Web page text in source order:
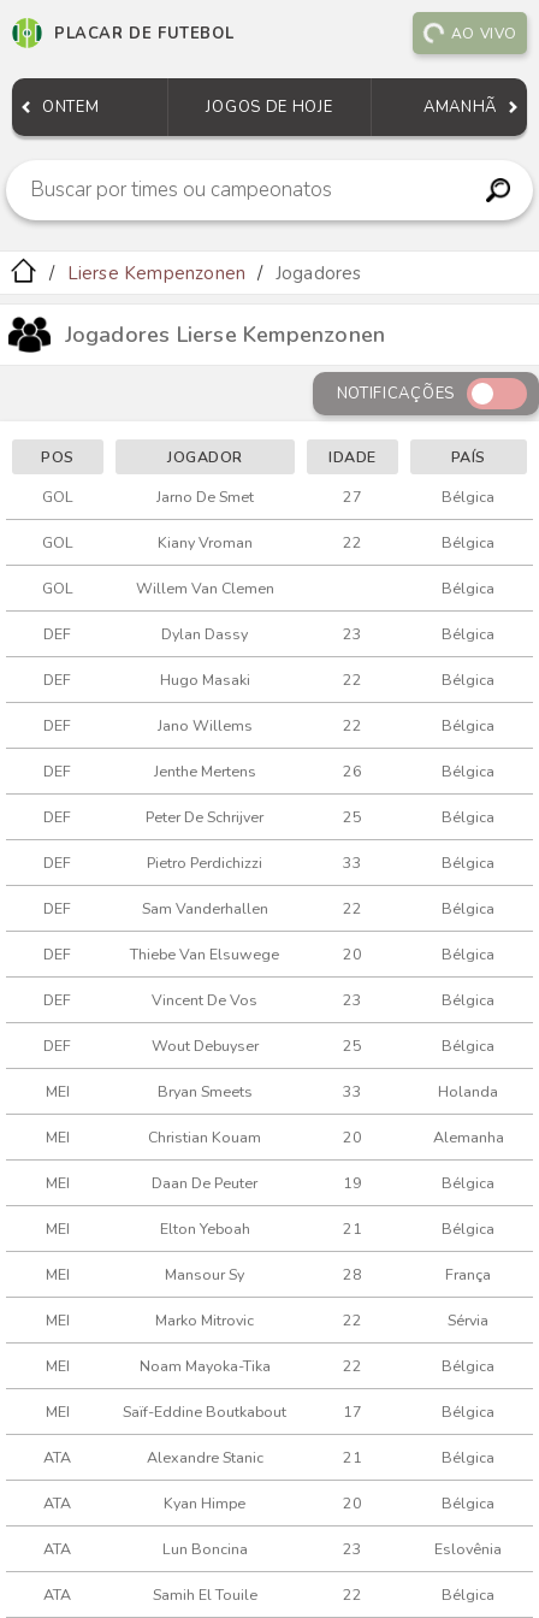
PLACAR DE FUTEBOL AO VIVO
ONTEM JOGOS DE HOJE AMANHÃ
Lierse Kempenzonen Jogadores
Jogadores Lierse Kempenzonen
NOTIFICAÇÕES
POS JOGADOR IDADE
PAÍS
GOL
Jarno De Smet 27 Bélgica
GOL Kiany Vroman 22 Bélgica
GOL Willem Van Clemen Bélgica
DEF Dylan Dassy 23 Bélgica
DEF Hugo Masaki 22 Bélgica
DEF Jano Willems 22 Bélgica
DEF Jenthe Mertens 26 Bélgica
DEF Peter De Schrijver 25 Bélgica
DEF Pietro Perdichizzi 33 Bélgica
DEF Sam Vanderhallen 22 Bélgica
DEF Thiebe Van Elsuwege 20 Bélgica
DEF Vincent De Vos 23 Bélgica
DEF Wout Debuyser 25 Bélgica
MEI Bryan Smeets 33 Holanda
MEI Christian Kouam 20 Alemanha
MEI Daan De Peuter 19 Bélgica
MEI Elton Yeboah 21 Bélgica
MEI Mansour Sy 28 França
MEI Marko Mitrovic 22 Sérvia
MEI Noam Mayoka-Tika 22 Bélgica
MEI Saïf-Eddine Boutkabout 17 Bélgica
ATA Alexandre Stanic 21 Bélgica
ATA Kyan Himpe 20 Bélgica
ATA Lun Boncina 23 Eslovênia
ATA Samih El Touile 22 Bélgica